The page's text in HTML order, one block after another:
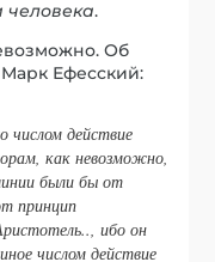
человека.
Об
Ефесский:
действие
как невозможно,
были бы от
принцип
ибо он
числом действие